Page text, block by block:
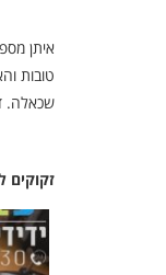
איתן
טובות
שכאלה.
זקוקים